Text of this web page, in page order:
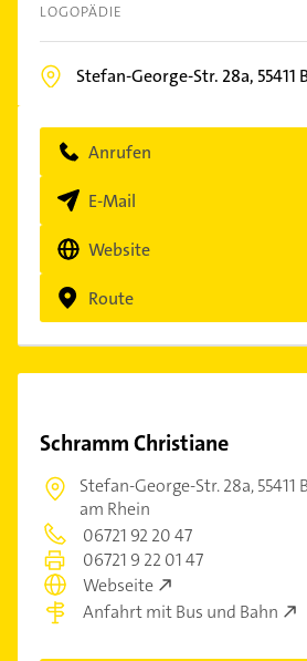
LOGOPÄDIE
Stefan-George-Str. 28a, 55411
Anrufen
E-Mail
Website
Route
Schramm Christiane
Stefan-George-Str. 28a,55411
am Rhein
06721 92 20 47
06721 9 22 01 47
Webseite
Anfahrt mit Bus und Bahn